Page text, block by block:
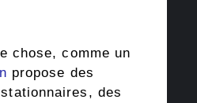
chose, comme un
propose des
des